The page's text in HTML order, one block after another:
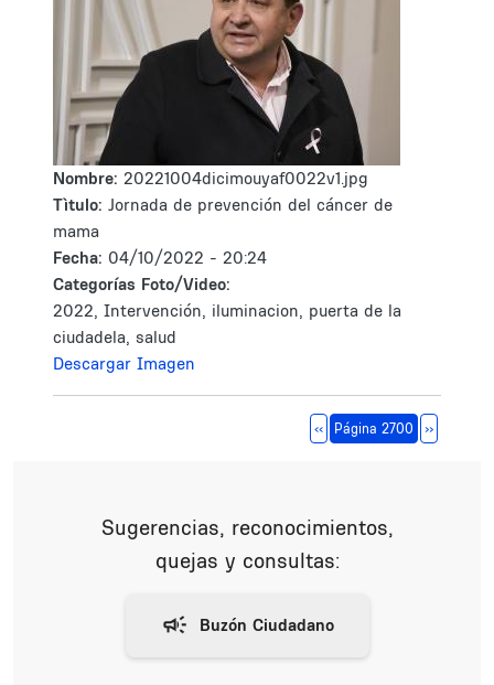
Nombre: 20221004dicimouyaf0022v1.jpg
Tìtulo: Jornada de prevención del cáncer de
mama
Fecha: 04/10/2022 - 20:24
Categorías Foto/Video:
2022, Intervención, iluminacion, puerta de la
ciudadela, salud
Descargar Imagen
Página anterior
‹‹ Página 2700 Siguiente
››
Sugerencias, reconocimientos,
quejas y consultas: